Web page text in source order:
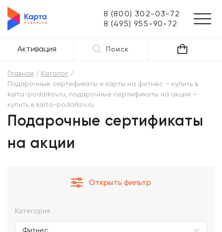
8 (800) 302-03-72
8 (495) 955-90-72
Активация Поиск
Главная
Каталог
Подарочные сертификаты и карты на фитнес – купить в
karta-podarkov.ru, подарочные сертификаты на акции –
купить в karta-podarkov.ru
Подарочные сертификаты
на акции
Открыть фильтр
Категория